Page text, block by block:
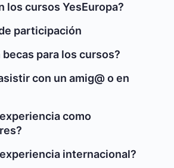
los cursos YesEuropa?
participación
becas para los cursos?
con un amig@ o en
como
internacional?